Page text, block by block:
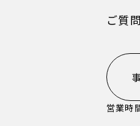
ご質
営業時